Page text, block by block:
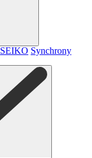
SEIKO Synchrony